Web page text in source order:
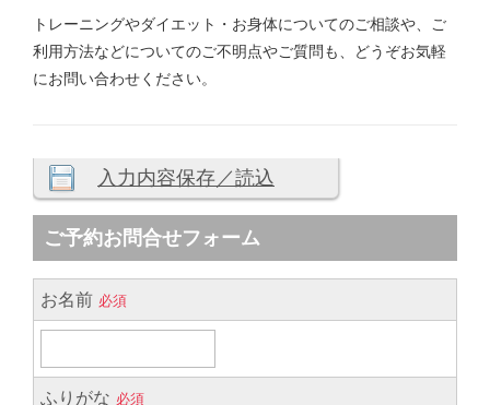
トレーニングやダイエット・お身体についてのご相談や、ご
利用方法などについてのご不明点やご質問も、どうぞお気軽
にお問い合わせください。